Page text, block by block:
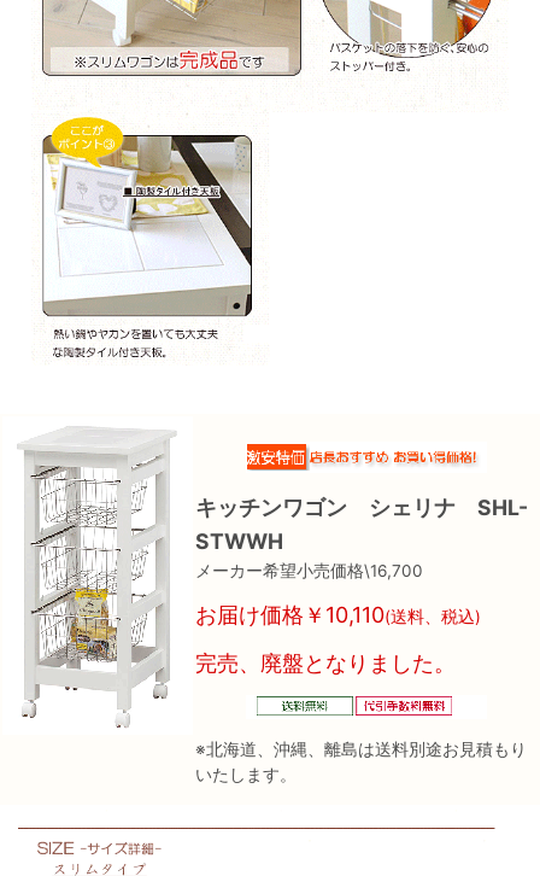
キッチンワゴン シェリナ SHL-
STWWH
メーカー希望小売価格\16,700
お届け価格￥10,110(送料、税込)
完売、廃盤となりました。
※北海道、沖縄、離島は送料別途お見積もり
いたします。